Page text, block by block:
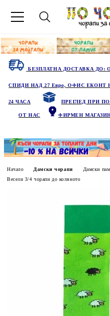
БЕЗПЛАТНА ДОСТАВКА ДО:
СПИДИ НАД 27 Евро, ОФИС ЕКОНТ
24 ЧАСА ПРЕГЛЕД ПРИ
ОТ НАС ФИРМЕН
Начало Дамски чорапи
Дамски
Весели 3/4 чорапи до коляното